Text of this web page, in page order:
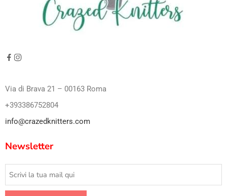
Via di Brava 21 – 00163 Roma
+393386752804
info@crazedknitters.com
Newsletter